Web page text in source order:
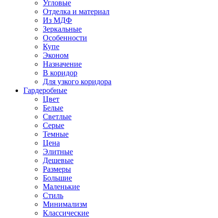
Угловые
Отделка и материал
Из МДФ
Зеркальные
Особенности
Купе
Эконом
Назначение
В коридор
Для узкого коридора
Гардеробные
Цвет
Белые
Светлые
Серые
Темные
Цена
Элитные
Дешевые
Размеры
Большие
Маленькие
Стиль
Минимализм
Классические